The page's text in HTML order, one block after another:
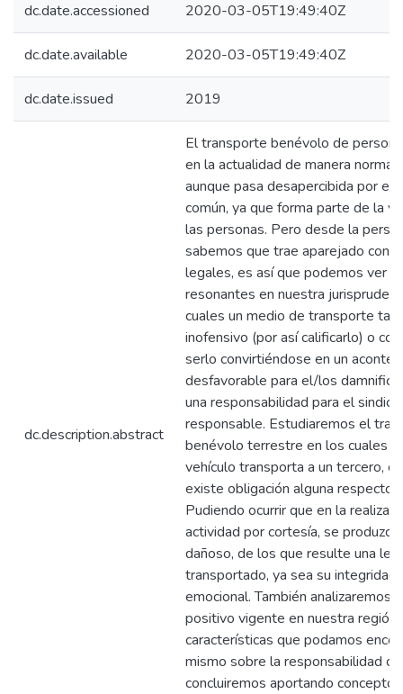
dc.date.accessioned 2020-03-05T19:49:40Z
dc.date.available 2020-03-05T19:49:40Z
dc.date.issued 2019
dc.description.abstract
El transporte benévolo de
en la actualidad de manera normal
aunque pasa desapercibida por el
común, ya que forma parte de la
las personas. Pero desde la
sabemos que trae aparejado
legales, es así que podemos ver
resonantes en nuestra
cuales un medio de transporte tan
inofensivo (por así calificarlo) o
serlo convirtiéndose en un
desfavorable para el/los
una responsabilidad para el
responsable. Estudiaremos el
benévolo terrestre en los cuales
vehículo transporta a un tercero,
existe obligación alguna respecto
Pudiendo ocurrir que en la
actividad por cortesía, se
dañoso, de los que resulte una
transportado, ya sea su integridad
emocional. También analizaremos
positivo vigente en nuestra
características que podamos
mismo sobre la responsabilidad
concluiremos aportando